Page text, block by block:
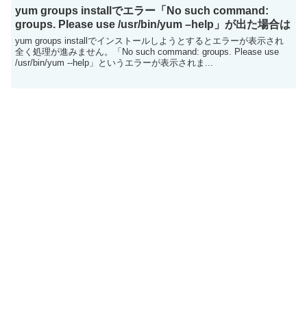
yum groups installでエラー「No such command:
groups. Please use /usr/bin/yum –help」が出た場合は
yum groups installでインストールしようとするとエラーが表示され
全く処理が進みません。「No such command: groups. Please use
/usr/bin/yum --help」というエラーが表示されま...